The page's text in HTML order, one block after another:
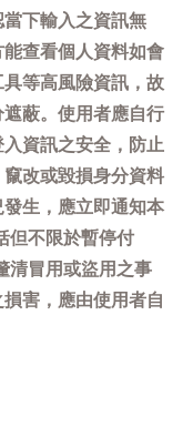
下輸入之資訊無
查看個人資料如會
等高風險資訊，故
蔽。使用者應自行
資訊之安全，防止
改或毀損身分資料
生，應立即通知本
但不限於暫停付
清冒用或盜用之事
害，應由使用者自